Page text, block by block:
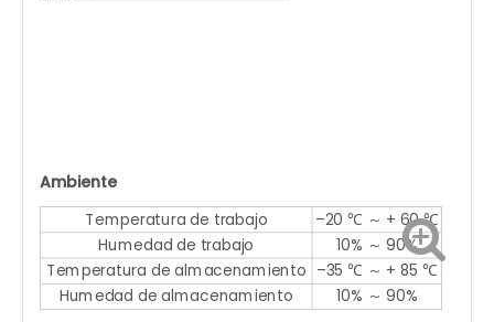
Ambiente
Temperatura de trabajo
–20 ℃ ～ + 60 ℃
Humedad de trabajo
10% ～ 90%
Temperatura de almacenamiento –35 ℃ ～ + 85 ℃
Humedad de almacenamiento
10% ～ 90%